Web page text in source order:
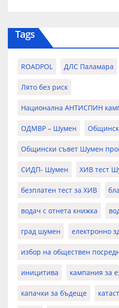
Tags
ROADPOL ДЛС Паламара
Лято без риск
Национална АНТИСПИН
ОДМВР – Шумен
Общински съвет Шумен
СИДП- Шумен ХИВ тест
безплатен тест за ХИВ
водач с отнета книжка
град шумен електронно
избор на обществен
иницитива кампания за
капачки за бъдеще